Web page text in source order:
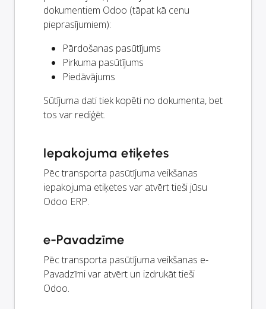
dokumentiem Odoo (tāpat kā cenu
pieprasījumiem):
Pārdošanas pasūtījums
Pirkuma pasūtījums
Piedāvājums
Sūtījuma dati tiek kopēti no dokumenta, bet
tos var rediģēt.
Iepakojuma etiķetes
Pēc transporta pasūtījuma veikšanas
iepakojuma etiķetes var atvērt tieši jūsu
Odoo ERP.
e-Pavadzīme
Pēc transporta pasūtījuma veikšanas e-
Pavadzīmi var atvērt un izdrukāt tieši
Odoo.